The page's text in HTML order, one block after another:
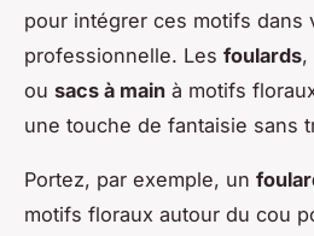
pour intégrer ces motifs dans
professionnelle. Les foulards,
ou sacs à main à motifs
une touche de fantaisie sans
Portez, par exemple, un
motifs floraux autour du cou